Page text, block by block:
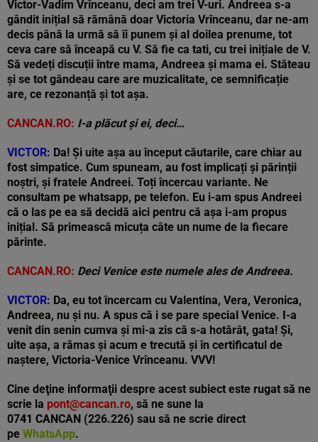
Victor-Vadim Vrînceanu, deci am trei V-uri. Andreea s-a
gândit inițial să rămână doar Victoria Vrînceanu, dar ne-am
decis până la urmă să îi punem și al doilea prenume, tot
ceva care să înceapă cu V. Să fie ca tati, cu trei inițiale de V.
Să vedeți discuții între mama, Andreea și mama ei. Stăteau
și se tot gândeau care are muzicalitate, ce semnificație
are, ce rezonanță și tot așa.
CANCAN.RO: I-a plăcut și ei, deci…
VICTOR: Da! Și uite așa au început căutarile, care chiar au
fost simpatice. Cum spuneam, au fost implicați și părinții
noștri, și fratele Andreei. Toți încercau variante. Ne
consultam pe whatsapp, pe telefon. Eu i-am spus Andreei
că o las pe ea să decidă aici pentru că așa i-am propus
inițial. Să primească micuța câte un nume de la fiecare
părinte.
CANCAN.RO: Deci Venice este numele ales de Andreea.
VICTOR: Da, eu tot încercam cu Valentina, Vera, Veronica,
Andreea, nu și nu. A spus că i se pare special Venice. I-a
venit din senin cumva și mi-a zis că s-a hotărât, gata! Și,
uite așa, a rămas și acum e trecută și în certificatul de
naștere, Victoria-Venice Vrînceanu. VVV!
Cine deţine informaţii despre acest subiect este rugat să ne
scrie la pont@cancan.ro, să ne sune la
0741 CANCAN (226.226) sau să ne scrie direct
pe WhatsApp.